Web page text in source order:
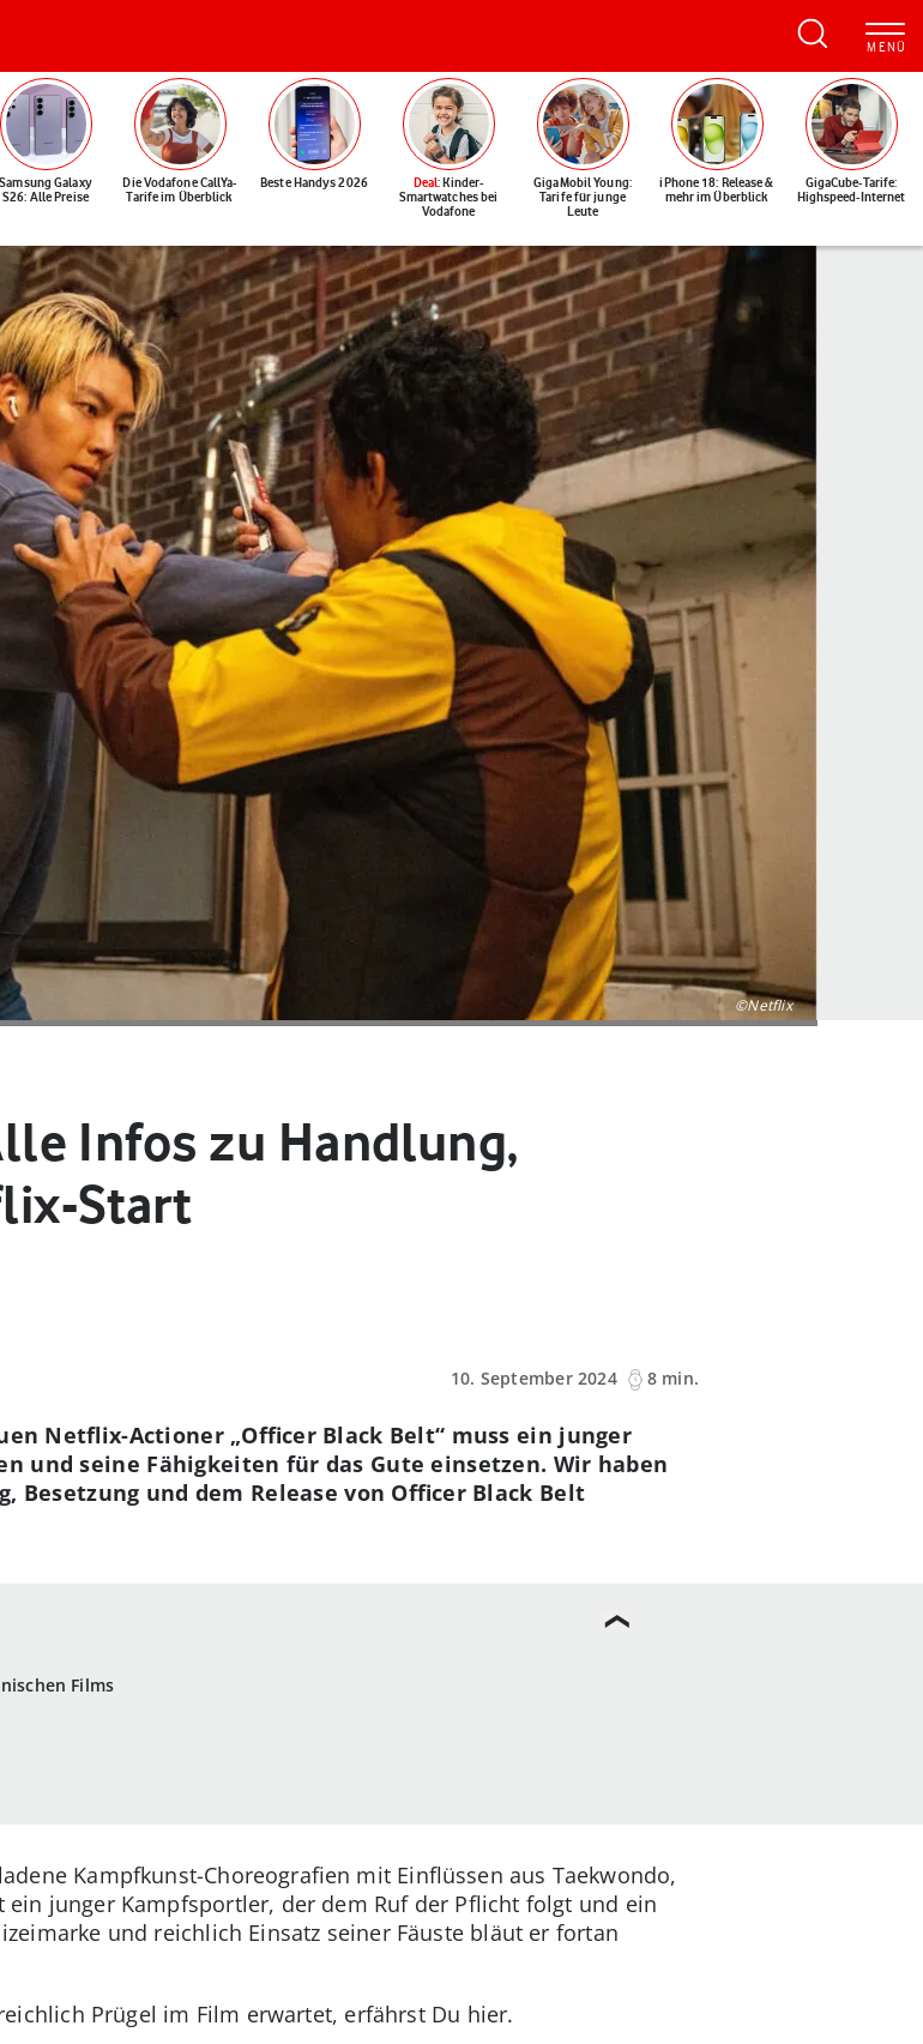
Samsung Galaxy
S26: Alle Preise
Die Vodafone CallYa-
Tarife im Überblick
Beste Handys 2026 Deal: Kinder-
Smartwatches bei
Vodafone
GigaMobil Young:
Tarife für junge
Leute
iPhone 18: Release &
mehr im Überblick
GigaCube-Tarife:
Highspeed-Internet
©Netflix
Infos zu Handlung,
Start
10. September 2024
8 min.
Films
Netflix-Actioner „Officer Black Belt“ muss ein junger
und seine Fähigkeiten für das Gute einsetzen. Wir haben
und dem Release von Officer Black Belt
Kampfkunst-Choreografien mit Einflüssen aus Taekwondo,
junger Kampfsportler, der dem Ruf der Pflicht folgt und ein
und reichlich Einsatz seiner Fäuste bläut er fortan
Prügel im Film erwartet, erfährst Du hier.